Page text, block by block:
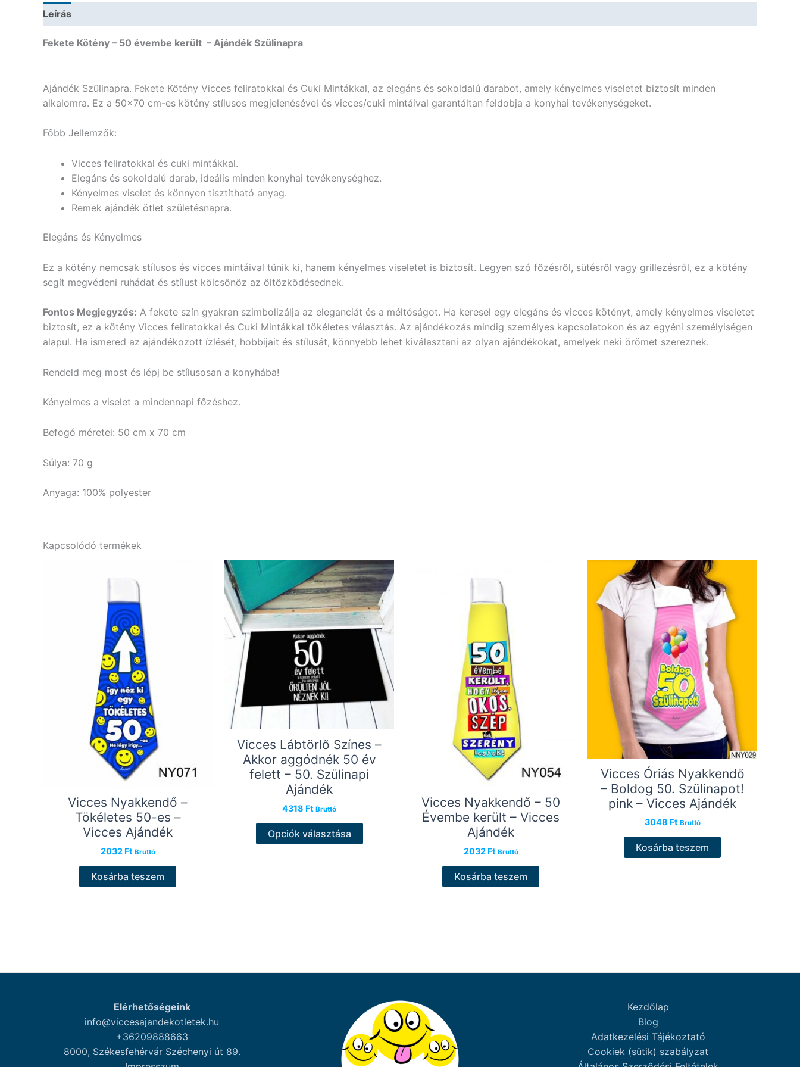
mennyiség
Leírás
Fekete Kötény – 50 évembe került – Ajándék Szülinapra
Ajándék Szülinapra. Fekete Kötény Vicces feliratokkal és Cuki Mintákkal, az elegáns és sokoldalú darabot, amely kényelmes viseletet biztosít minden
alkalomra. Ez a 50×70 cm-es kötény stílusos megjelenésével és vicces/cuki mintáival garantáltan feldobja a konyhai tevékenységeket.
Főbb Jellemzők:
Vicces feliratokkal és cuki mintákkal.
Elegáns és sokoldalú darab, ideális minden konyhai tevékenységhez.
Kényelmes viselet és könnyen tisztítható anyag.
Remek ajándék ötlet születésnapra.
Elegáns és Kényelmes
Ez a kötény nemcsak stílusos és vicces mintáival tűnik ki, hanem kényelmes viseletet is biztosít. Legyen szó főzésről, sütésről vagy grillezésről, ez a kötény
segít megvédeni ruhádat és stílust kölcsönöz az öltözködésednek.
Fontos Megjegyzés: A fekete szín gyakran szimbolizálja az eleganciát és a méltóságot. Ha keresel egy elegáns és vicces kötényt, amely kényelmes viseletet
biztosít, ez a kötény Vicces feliratokkal és Cuki Mintákkal tökéletes választás. Az ajándékozás mindig személyes kapcsolatokon és az egyéni személyiségen
alapul. Ha ismered az ajándékozott ízlését, hobbijait és stílusát, könnyebb lehet kiválasztani az olyan ajándékokat, amelyek neki örömet szereznek.
Rendeld meg most és lépj be stílusosan a konyhába!
Kényelmes a viselet a mindennapi főzéshez.
Befogó méretei: 50 cm x 70 cm
Súlya: 70 g
Anyaga: 100% polyester
Kapcsolódó termékek
Vicces Nyakkendő –
Tökéletes 50-es –
Vicces Ajándék
2032 Ft Bruttó
Kosárba teszem
Vicces Lábtörlő Színes –
Akkor aggódnék 50 év
felett – 50. Szülinapi
Ajándék
4318 Ft Bruttó
Opciók választása
Ennek
választhatók
Vicces Nyakkendő – 50
Évembe került – Vicces
Ajándék
2032 Ft Bruttó
Kosárba teszem
Vicces Óriás Nyakkendő
– Boldog 50. Szülinapot!
pink – Vicces Ajándék
3048 Ft Bruttó
Kosárba teszem
Elérhetőségeink
info@viccesajandekotletek.hu
+36209888663
8000, Székesfehérvár Széchenyi út 89.
Kezdőlap
Blog
Adatkezelési Tájékoztató
Cookiek (sütik) szabályzat